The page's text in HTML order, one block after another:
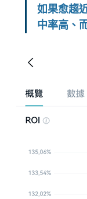
如果愈趨
中率高、